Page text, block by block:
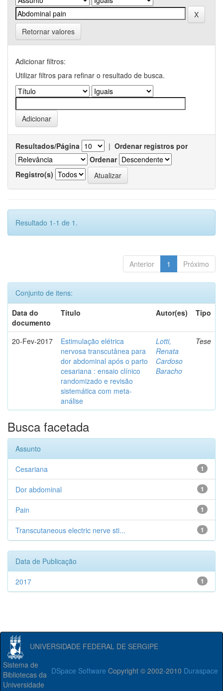
Retornar valores
Adicionar filtros:
Utilizar filtros para refinar o resultado de busca.
Resultados/Página | Ordenar registros por
Ordenar
Registro(s)
Resultado 1-1 de 1.
Anterior 1 Próximo
Conjunto de itens:
Data do
documento
Título Autor(es) Tipo
20-Fev-2017
Estimulação elétrica
nervosa transcutânea para
dor abdominal após o parto
cesariana : ensaio clínico
randomizado e revisão
sistemática com meta-
análise
Lotti,
Renata
Cardoso
Baracho
Tese
Busca facetada
Assunto
1
Cesariana
1
Dor abdominal
1
Pain
1
Transcutaneous electric nerve sti...
Data de Publicação
1
2017
UNIVERSIDADE FEDERAL DE SERGIPE
DSpace Software Copyright © 2002-2010 Duraspace
Sistema de
Bibliotecas da
Universidade